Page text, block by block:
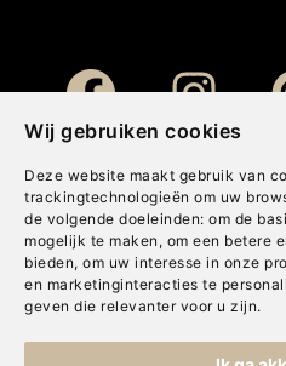
Wij gebruiken cookies
Deze website maakt gebruik van
trackingtechnologieën om uw
de volgende doeleinden: om de
mogelijk te maken , om een betere
bieden, om uw interesse in onze
en marketinginteracties te
geven die relevanter voor u zijn.